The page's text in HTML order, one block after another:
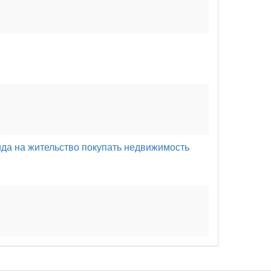
на жительство покупать недвижимость